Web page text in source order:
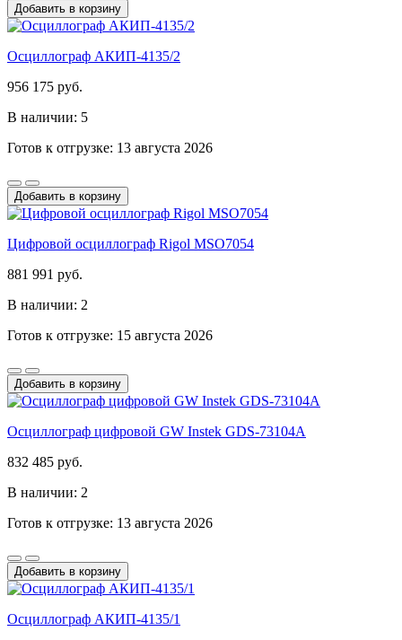
Добавить в корзину
Осциллограф АКИП-4135/2
956 175 руб.
В наличии: 5
Готов к отгрузке: 13 августа 2026
Добавить в корзину
Цифровой осциллограф Rigol MSO7054
881 991 руб.
В наличии: 2
Готов к отгрузке: 15 августа 2026
Добавить в корзину
Осциллограф цифровой GW Instek GDS-73104A
832 485 руб.
В наличии: 2
Готов к отгрузке: 13 августа 2026
Добавить в корзину
Осциллограф АКИП-4135/1